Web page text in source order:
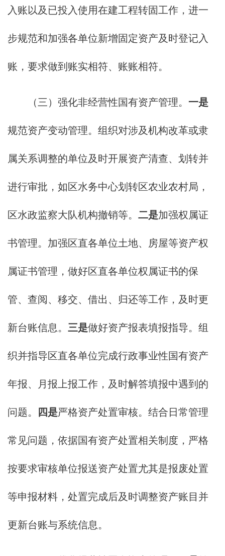
入账以及已投入使用在建工程转固工作，进一
步规范和加强各单位新增固定资产及时登记入
账，要求做到账实相符、账账相符。
（三）强化非经营性国有资产管理。 一是
规范资产变动管理。组织对涉及机构改革或隶
属关系调整的单位及时开展资产清查、划转并
进行审批，如区水务中心划转区农业农村局，
区水政监察大队机构撤销等。 二是加强权属证
书管理。加强区直各单位土地、房屋等资产权
属证书管理，做好区直各单位权属证书的保
管、查阅、移交、借出、归还等工作，及时更
新台账信息。 三是做好资产报表填报指导。组
织并指导区直各单位完成行政事业性国有资产
年报、月报上报工作，及时解答填报中遇到的
问题。 四是严格资产处置审核。结合日常管理
常见问题，依据国有资产处置相关制度，严格
按要求审核单位报送资产处置尤其是报废处置
等申报材料，处置完成后及时调整资产账目并
更新台账与系统信息。